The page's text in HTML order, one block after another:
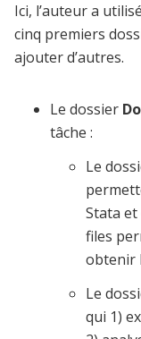
Ici, l’auteur a
cinq premiers
ajouter d’autres.
Le dossier
tâche :
Le
Stata et
files
obtenir
Le
qui 1)